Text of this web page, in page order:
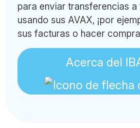
para enviar transferencias
usando sus AVAX, ¡por
sus facturas o hacer
Acerca del